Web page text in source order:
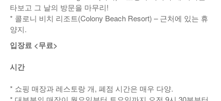
타보고 그 날의 방문을 마무리!
* 콜로니 비치 리조트(Colony Beach Resort) – 근처에 있는 휴
양지.
입장료 <무료>
시간
* 쇼핑 매장과 레스토랑 개, 폐점 시간은 매우 다양.